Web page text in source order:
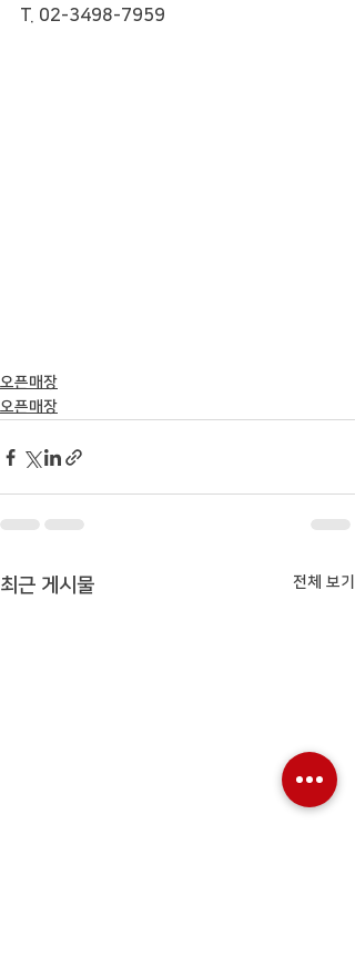
T. 02-3498-7959
오픈매장
오픈매장
최근 게시물 전체 보기